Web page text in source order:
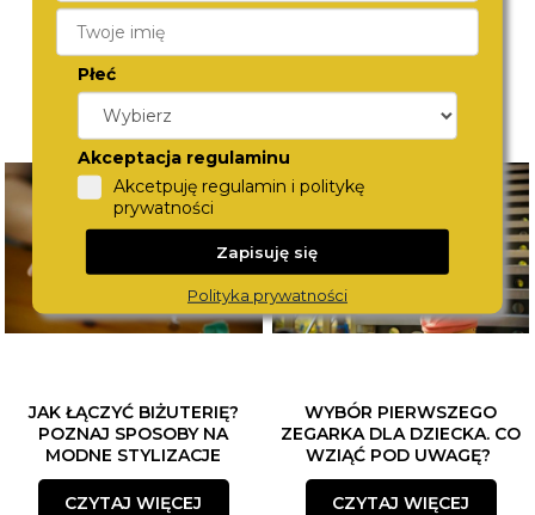
JAK ŁĄCZYĆ BIŻUTERIĘ?
POZNAJ SPOSOBY NA
MODNE STYLIZACJE
CZYTAJ WIĘCEJ
WYBÓR PIERWSZEGO
ZEGARKA DLA DZIECKA. CO
WZIĄĆ POD UWAGĘ?
CZYTAJ WIĘCEJ
Płeć
Akceptacja regulaminu
Akcetpuję regulamin i politykę
prywatności
Zapisuję się
Polityka prywatności